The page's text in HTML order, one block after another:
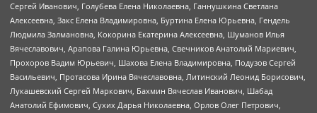
Сергей Иванович, Голубева Елена Николаевна, Ганнушкина Светлана
Алексеевна, Закс Елена Владимировна, Буртина Елена Юрьевна, Гендель
Людмила Залмановна, Кокорина Екатерина Алексеевна, Шуманов Илья
Вячеславович, Арапова Галина Юрьевна, Свечников Анатолий Мариевич,
Прохоров Вадим Юрьевич, Шахова Елена Владимировна, Подузов Сергей
Васильевич, Протасова Ирина Вячеславовна, Литинский Леонид Борисович,
Лукашевский Сергей Маркович, Бахмин Вячеслав Иванович, Шабад
Анатолий Ефимович, Сухих Дарья Николаевна, Орлов Олег Петрович,